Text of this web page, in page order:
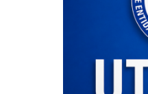
18 enero, 2026